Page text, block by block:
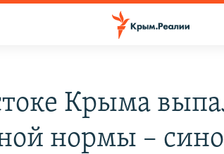
Крыма
нормы –